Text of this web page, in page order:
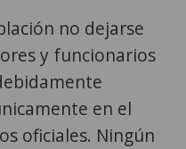
no dejarse
y funcionarios
en el
oficiales. Ningún